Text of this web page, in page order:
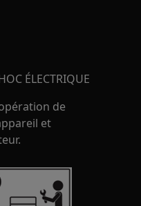
ÉLECTRIQUE
de
et